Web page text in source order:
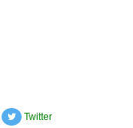
Twitter